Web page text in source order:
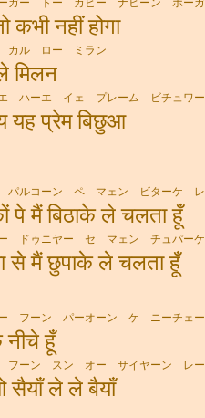
ガー トー カビー ナヒーン ホー
कभी नहीं होगा
カル ロー ミラン
मिलन
ハーエ イェ プレーム ビチュワー
यह प्रेम बिछुआ
パルコーン ペ マェン ビターケ
मैं बिठाके ले चलता हूँ
ドゥニヤー セ マェン チュパー
से मैं छुपाके ले चलता हूँ
フーン パーオーン ケ ニーチェ
नीचे हूँ
フーン スン オー サイヤーン レ
सैयाँ ले ले बैयाँ